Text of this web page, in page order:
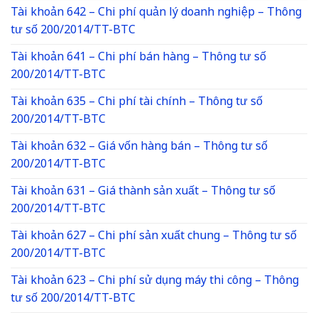
Tài khoản 642 – Chi phí quản lý doanh nghiệp – Thông
tư số 200/2014/TT-BTC
Tài khoản 641 – Chi phí bán hàng – Thông tư số
200/2014/TT-BTC
Tài khoản 635 – Chi phí tài chính – Thông tư số
200/2014/TT-BTC
Tài khoản 632 – Giá vốn hàng bán – Thông tư số
200/2014/TT-BTC
Tài khoản 631 – Giá thành sản xuất – Thông tư số
200/2014/TT-BTC
Tài khoản 627 – Chi phí sản xuất chung – Thông tư số
200/2014/TT-BTC
Tài khoản 623 – Chi phí sử dụng máy thi công – Thông
tư số 200/2014/TT-BTC